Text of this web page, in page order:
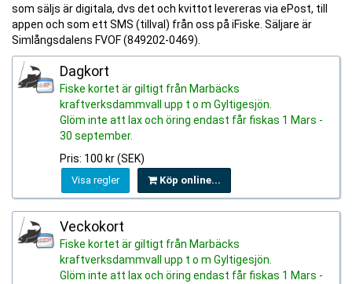
som säljs är digitala, dvs det och kvittot levereras via ePost, till
appen och som ett SMS (tillval) från oss på iFiske. Säljare är
Simlångsdalens FVOF (849202-0469).
Dagkort
Fiske kortet är giltigt från Marbäcks
kraftverksdammvall upp t o m Gyltigesjön.
Glöm inte att lax och öring endast får fiskas 1 Mars -
30 september.
Pris: 100 kr (SEK)
Visa regler Köp online...
Veckokort
Fiske kortet är giltigt från Marbäcks
kraftverksdammvall upp t o m Gyltigesjön.
Glöm inte att lax och öring endast får fiskas 1 Mars -